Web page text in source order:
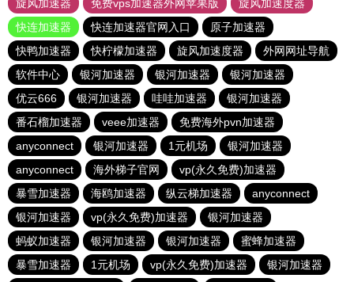
旋风加速器
免费vps加速器外网苹果版
旋风加速度器
快连加速器
快连加速器官网入口
原子加速器
快鸭加速器
快柠檬加速器 旋风加速度器
外网网址导航
软件中心
银河加速器 银河加速器
银河加速器
优云666
银河加速器 哇哇加速器
银河加速器
番石榴加速器
veee加速器
免费海外pvn加速器
anyconnect
银河加速器 1元机场
银河加速器
anyconnect
海外梯子官网
vp(永久免费)加速器
暴雪加速器
海鸥加速器 纵云梯加速器
anyconnect
银河加速器
vp(永久免费)加速器
银河加速器
蚂蚁加速器
银河加速器 银河加速器
蜜蜂加速器
暴雪加速器
1元机场 vp(永久免费)加速器 银河加速器